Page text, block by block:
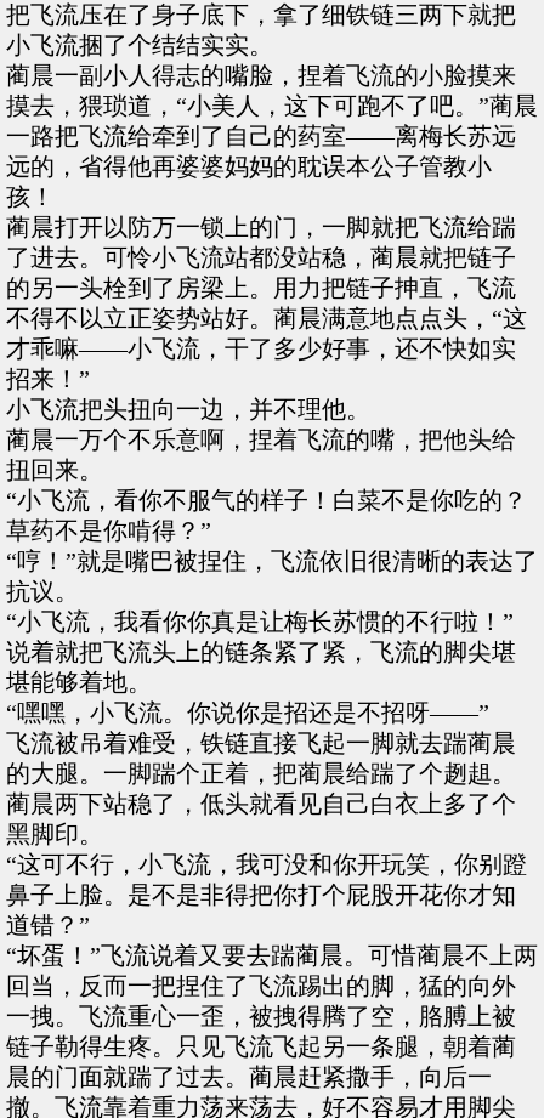
把飞流压在了身子底下，拿了细铁链三两下就把
小飞流捆了个结结实实。
蔺晨一副小人得志的嘴脸，捏着飞流的小脸摸来
摸去，猥琐道，“小美人，这下可跑不了吧。”蔺晨
一路把飞流给牵到了自己的药室——离梅长苏远
远的，省得他再婆婆妈妈的耽误本公子管教小
孩！
蔺晨打开以防万一锁上的门，一脚就把飞流给踹
了进去。可怜小飞流站都没站稳，蔺晨就把链子
的另一头栓到了房梁上。用力把链子抻直，飞流
不得不以立正姿势站好。蔺晨满意地点点头，“这
才乖嘛——小飞流，干了多少好事，还不快如实
招来！”
小飞流把头扭向一边，并不理他。
蔺晨一万个不乐意啊，捏着飞流的嘴，把他头给
扭回来。
“小飞流，看你不服气的样子！白菜不是你吃的？
草药不是你啃得？”
“哼！”就是嘴巴被捏住，飞流依旧很清晰的表达了
抗议。
“小飞流，我看你你真是让梅长苏惯的不行啦！”
说着就把飞流头上的链条紧了紧，飞流的脚尖堪
堪能够着地。
“嘿嘿，小飞流。你说你是招还是不招呀——”
飞流被吊着难受，铁链直接飞起一脚就去踹蔺晨
的大腿。一脚踹个正着，把蔺晨给踹了个趔趄。
蔺晨两下站稳了，低头就看见自己白衣上多了个
黑脚印。
“这可不行，小飞流，我可没和你开玩笑，你别蹬
鼻子上脸。是不是非得把你打个屁股开花你才知
道错？”
“坏蛋！”飞流说着又要去踹蔺晨。可惜蔺晨不上两
回当，反而一把捏住了飞流踢出的脚，猛的向外
一拽。飞流重心一歪，被拽得腾了空，胳膊上被
链子勒得生疼。只见飞流飞起另一条腿，朝着蔺
晨的门面就踹了过去。蔺晨赶紧撒手，向后一
撤。飞流靠着重力荡来荡去，好不容易才用脚尖